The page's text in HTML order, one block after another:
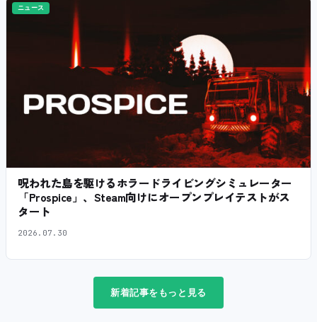
ニュース
呪われた島を駆けるホラードライビングシミュレーター
「Prospice」、Steam向けにオープンプレイテストがス
タート
2026.07.30
新着記事をもっと見る